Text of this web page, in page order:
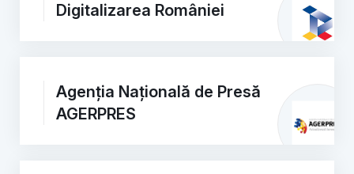
Digitalizarea României
Agenția Națională de Presă
AGERPRES